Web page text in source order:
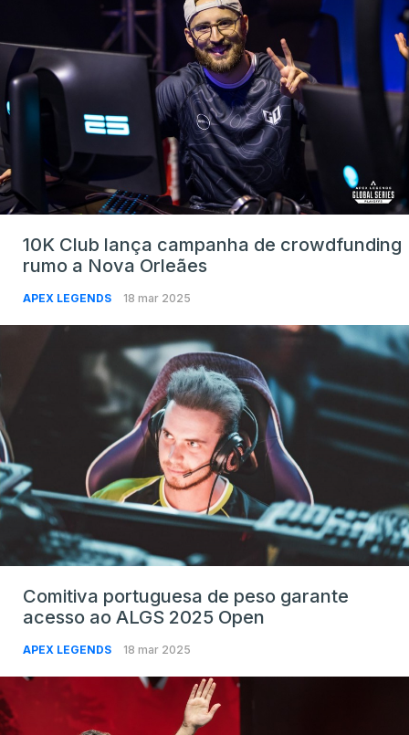
10K Club lança campanha de crowdfunding
rumo a Nova Orleães
APEX LEGENDS 18 mar 2025
Comitiva portuguesa de peso garante
acesso ao ALGS 2025 Open
APEX LEGENDS 18 mar 2025